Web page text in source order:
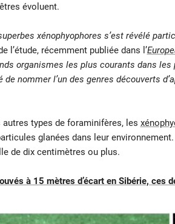
évoluent.
xénophyophores s’est révélé
l’étude, récemment publiée dans l’
organismes les plus courants dans
nommer l’un des genres découverts
types de foraminifères, les
glanées dans leur
de dix centimètres ou plus.
à 15 mètres d’écart en Sibérie, ces